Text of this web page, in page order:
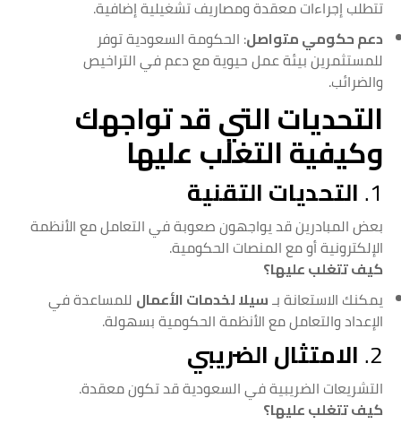
تتطلب إجراءات معقدة ومصاريف تشغيلية إضافية.
دعم حكومي متواصل: الحكومة السعودية توفر
للمستثمرين بيئة عمل حيوية مع دعم في التراخيص
والضرائب.
التحديات التي قد تواجهك
وكيفية التغلب عليها
1. التحديات التقنية
بعض المبادرين قد يواجهون صعوبة في التعامل مع الأنظمة
الإلكترونية أو مع المنصات الحكومية.
كيف تتغلب عليها؟
يمكنك الاستعانة بـسيلا لخدمات الأعمال للمساعدة في
الإعداد والتعامل مع الأنظمة الحكومية بسهولة.
2. الامتثال الضريبي
التشريعات الضريبية في السعودية قد تكون معقدة.
كيف تتغلب عليها؟